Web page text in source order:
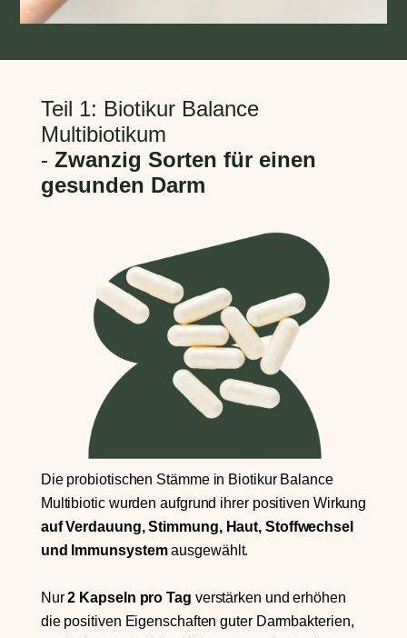
Teil 1: Biotikur Balance
Multibiotikum
- Zwanzig Sorten für einen
gesunden Darm
Die probiotischen Stämme in Biotikur Balance
Multibiotic wurden aufgrund ihrer positiven Wirkung
auf Verdauung, Stimmung, Haut, Stoffwechsel
und Immunsystemausgewählt.
Nur2 Kapseln pro Tag verstärken und erhöhen
die positiven Eigenschaften guter Darmbakterien,